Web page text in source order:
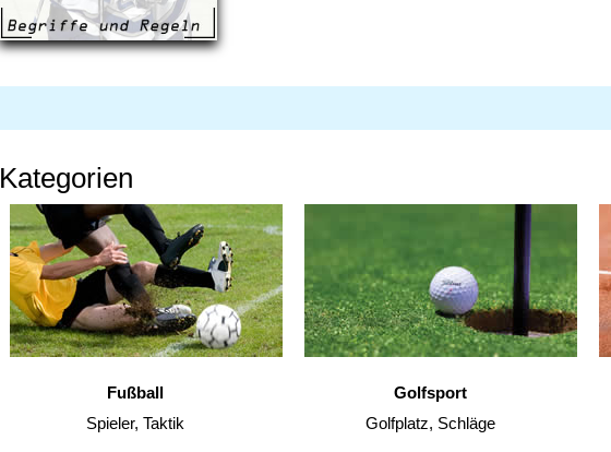
Kategorien
Fußball
Spieler, Taktik
Golfsport
Golfplatz, Schläge